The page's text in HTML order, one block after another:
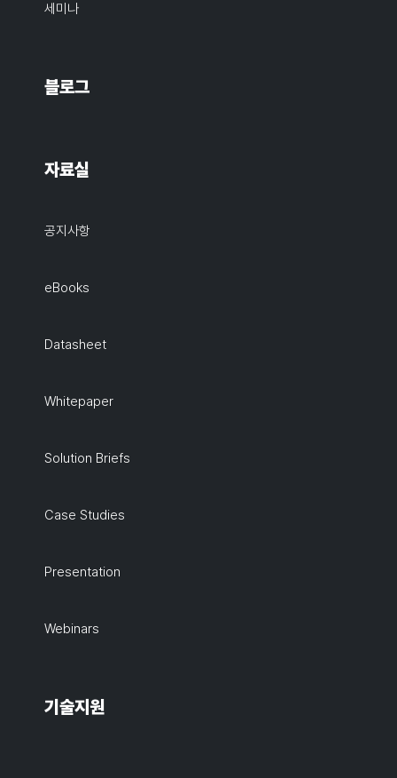
세미나
블로그
자료실
공지사항
eBooks
Datasheet
Whitepaper
Solution Briefs
Case Studies
Presentation
Webinars
기술지원